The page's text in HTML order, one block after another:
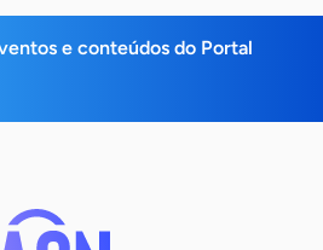
e conteúdos do Portal